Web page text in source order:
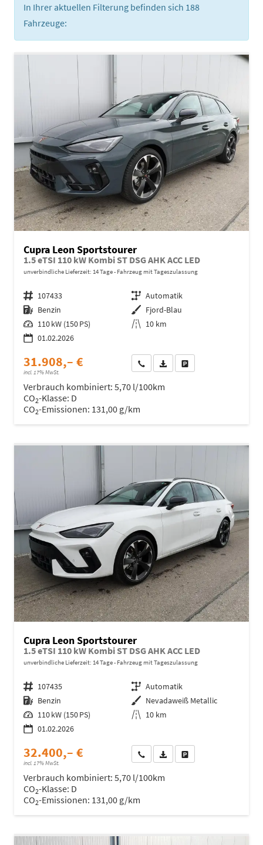
In Ihrer aktuellen Filterung befinden sich 188
Fahrzeuge:
Cupra Leon Sportstourer
1.5 eTSI 110 kW Kombi ST DSG AHK ACC LED
unverbindliche Lieferzeit: 14 Tage Fahrzeug mit Tageszulassung
Fahrzeugnr. 107433 Getriebe Automatik
Kraftstoff Benzin Außenfarbe Fjord-Blau
Leistung 110 kW (150 PS) Kilometerstand 10 km
01.02.2026
31.908,– €
incl. 17% MwSt.
Wir rufen Sie anFahrzeugexposé (PDF)
Verbrauch kombiniert: 5,70 l/100km
CO2-Klasse: D
CO2-Emissionen: 131,00 g/km
Cupra Leon Sportstourer
1.5 eTSI 110 kW Kombi ST DSG AHK ACC LED
unverbindliche Lieferzeit: 14 Tage Fahrzeug mit Tageszulassung
Fahrzeugnr. 107435 Getriebe Automatik
Kraftstoff Benzin Außenfarbe Nevadaweiß Metallic
Leistung 110 kW (150 PS) Kilometerstand 10 km
01.02.2026
32.400,– €
incl. 17% MwSt.
Wir rufen Sie anFahrzeugexposé (PDF)
Verbrauch kombiniert: 5,70 l/100km
CO2-Klasse: D
CO2-Emissionen: 131,00 g/km